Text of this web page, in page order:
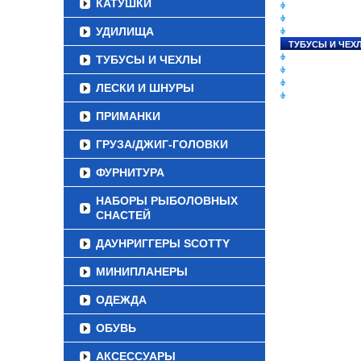
КАТУШКИ
УДИЛИЩА
ТУБУСЫ И ЧЕХЛЫ
ЛЕСКИ И ШНУРЫ
ПРИМАНКИ
ГРУЗА/ДЖИГ-ГОЛОВКИ
ФУРНИТУРА
НАБОРЫ РЫБОЛОВНЫХ
СНАСТЕЙ
ДАУНРИГГЕРЫ SCOTTY
МИНИПЛАНЕРЫ
ОДЕЖДА
ОБУВЬ
АКСЕССУАРЫ
ТУБУСЫ И